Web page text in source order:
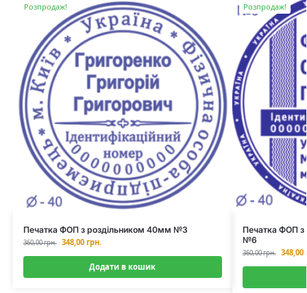
Розпродаж!
Печатка ФОП з роздільником 40мм №3
360,00грн. 348,00 грн.
Додати в кошик
Розпродаж!
Печатка ФОП з
№6
360,00грн. 348,00